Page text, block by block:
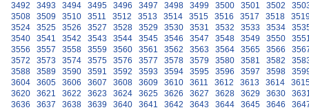
3492
3493 3494 3495 3496 3497 3498 3499 3500 3501 3502
3508
3509 3510 3511 3512 3513 3514 3515 3516 3517 3518
3524
3525 3526 3527 3528 3529 3530 3531 3532 3533 3534
3540
3541 3542 3543 3544 3545 3546 3547 3548 3549 3550
3556
3557 3558 3559 3560 3561 3562 3563 3564 3565 3566
3572
3573 3574 3575 3576 3577 3578 3579 3580 3581 3582
3588
3589 3590 3591 3592 3593 3594 3595 3596 3597 3598
3604
3605 3606 3607 3608 3609 3610 3611 3612 3613 3614
3620
3621 3622 3623 3624 3625 3626 3627 3628 3629 3630
3636
3637 3638 3639 3640 3641 3642 3643 3644 3645 3646